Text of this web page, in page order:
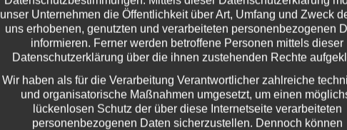
Perfekte
Individuelle Ausbildung
Freundlicher Fahrlehrer
Theorieunterricht nach
unser Unternehmen die Öffentlichkeit über Art, Umfang und Zweck
uns erhobenen, genutzten und verarbeiteten personenbezogenen
informieren. Ferner werden betroffene Personen mittels dieser
Datenschutzerklärung über die ihnen zustehenden Rechte
Wir haben als für die Verarbeitung Verantwortlicher zahlreiche
und organisatorische Maßnahmen umgesetzt, um einen
lückenlosen Schutz der über diese Internetseite verarbeiteten
personenbezogenen Daten sicherzustellen. Dennoch können